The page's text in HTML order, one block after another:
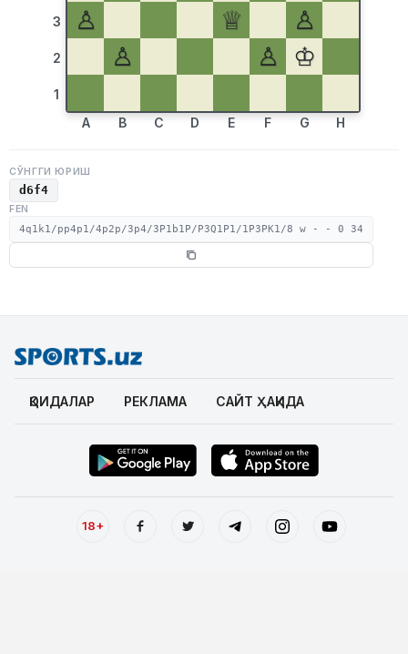
3
2
1
♙
♕
♙
♙
♙ ♔
A B C D E F G H
СЎНГГИ ЮРИШ
d6f4
FEN
4q1k1/pp4p1/4p2p/3p4/3P1b1P/P3Q1P1/1P3PK1/8 w - - 0 34
ҚОИДАЛАР РЕКЛАМА САЙТ ҲАҚИДА
18+